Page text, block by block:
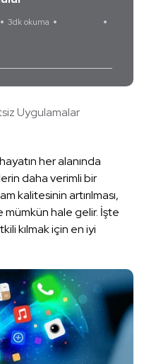
3dk okuma
Uygulamalar
her alanında
daha verimli bir
kalitesinin artırılması,
mümkün hale gelir. İşte
kılmak için en iyi